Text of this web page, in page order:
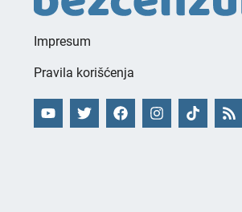
Impresum
Pravila korišćenja